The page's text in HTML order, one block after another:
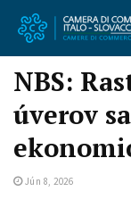
NBS:
úverov
Jún 8, 2026